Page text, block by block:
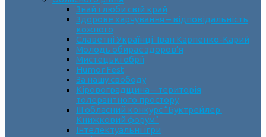
Знай і люби свій край
Здорове харчування – відповідальність
кожного
Славетні Українці. Іван Карпенко-Карий
Молодь обирає здоров’я
Мистецькі обрії
Humor Fest
За нашу свободу
Кіровоградщина – територія
толерантного простору
ІII обласний конкурс “Буктрейлер.
Книжковий форум”
Інтелектуальні ігри